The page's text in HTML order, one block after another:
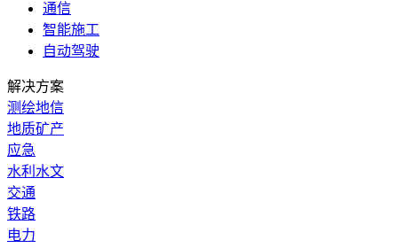
通信
智能施工
自动驾驶
解决方案
测绘地信
地质矿产
应急
水利水文
交通
铁路
电力